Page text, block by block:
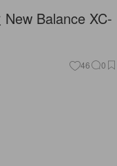
Balance XC-
46 0